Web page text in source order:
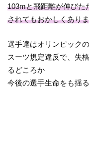
103mと飛距離が伸びた
されてもおかしくあり
選手達はオリンピック
スーツ規定違反で、失
るどころか
今後の選手生命をも揺